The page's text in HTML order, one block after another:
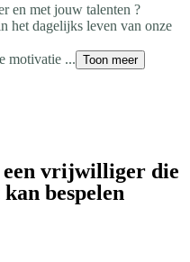
en met jouw talenten ?
het dagelijks leven van onze
motivatie ... Toon meer
een vrijwilliger die
bespelen